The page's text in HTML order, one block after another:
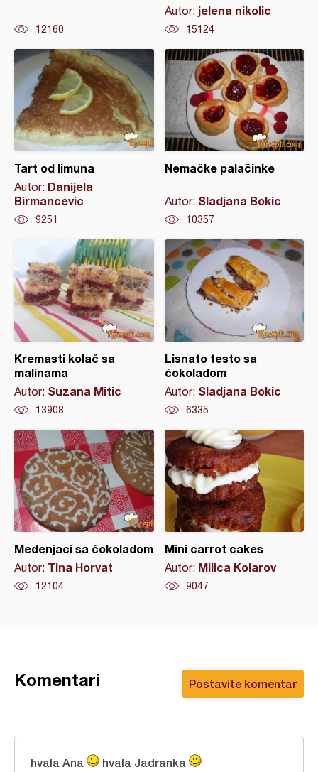
12160
Autor: jelena nikolic
15124
Tart od limuna
Autor: Danijela
Birmancevic
9251
Nemačke palačinke
Autor: Sladjana Bokic
10357
Kremasti kolač sa
malinama
Autor: Suzana Mitic
13908
Lisnato testo sa
čokoladom
Autor: Sladjana Bokic
6335
Medenjaci sa čokoladom
Autor: Tina Horvat
12104
Mini carrot cakes
Autor: Milica Kolarov
9047
Postavite komentar
Komentari
hvala Ana hvala Jadranka